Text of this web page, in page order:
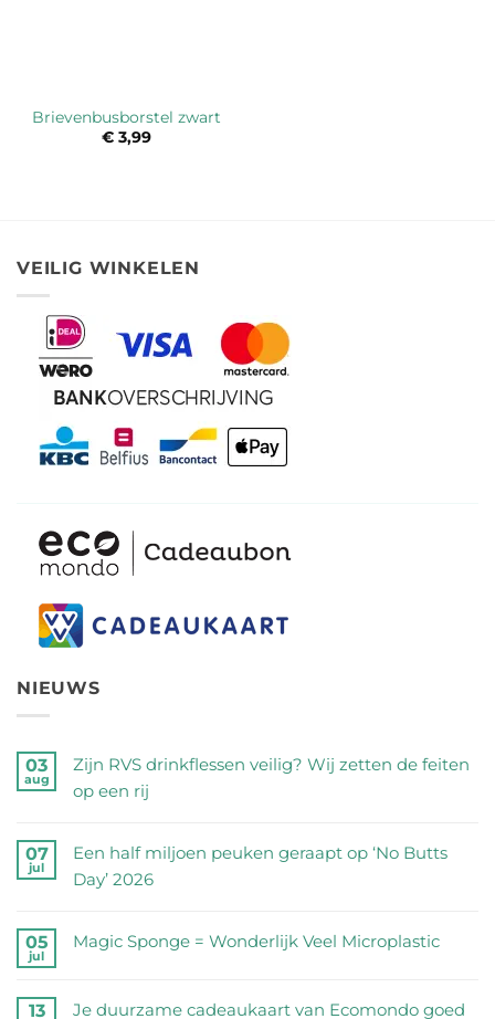
Brievenbusborstel zwart
€ 3,99
VEILIG WINKELEN
NIEUWS
03
aug
Zijn RVS drinkflessen veilig? Wij zetten de feiten
op een rij
reacties
op
drinkflessen
Wij
07
jul
Een half miljoen peuken geraapt op ‘No Butts
Day’ 2026
reacties
05
jul
Magic Sponge = Wonderlijk Veel Microplastic
reacties
13
Je duurzame cadeaukaart van Ecomondo goed